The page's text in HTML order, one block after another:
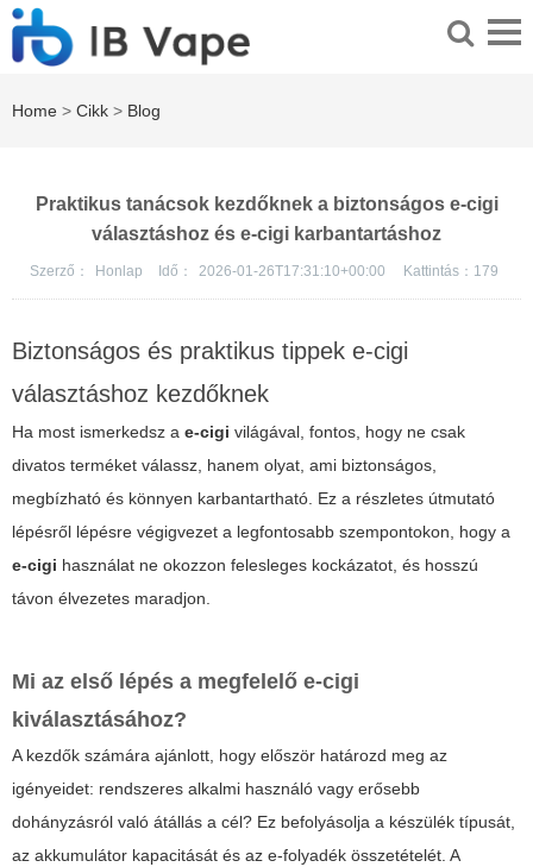
Home > Cikk > Blog
Praktikus tanácsok kezdőknek a biztonságos e-cigi
választáshoz és e-cigi karbantartáshoz
Szerző： Honlap Idő： 2026-01-26T17:31:10+00:00 Kattintás： 179
Biztonságos és praktikus tippek e-cigi
választáshoz kezdőknek
Ha most ismerkedsz a e-cigi világával, fontos, hogy ne csak
divatos terméket válassz, hanem olyat, ami biztonságos,
megbízható és könnyen karbantartható. Ez a részletes útmutató
lépésről lépésre végigvezet a legfontosabb szempontokon, hogy a
e-cigi használat ne okozzon felesleges kockázatot, és hosszú
távon élvezetes maradjon.
Mi az első lépés a megfelelő e-cigi
kiválasztásához?
A kezdők számára ajánlott, hogy először határozd meg az
igényeidet: rendszeres alkalmi használó vagy erősebb
dohányzásról való átállás a cél? Ez befolyásolja a készülék típusát,
az akkumulátor kapacitását és az e-folyadék összetételét. A